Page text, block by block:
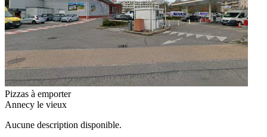
Pizzas à emporter
Annecy le vieux
Aucune description disponible.